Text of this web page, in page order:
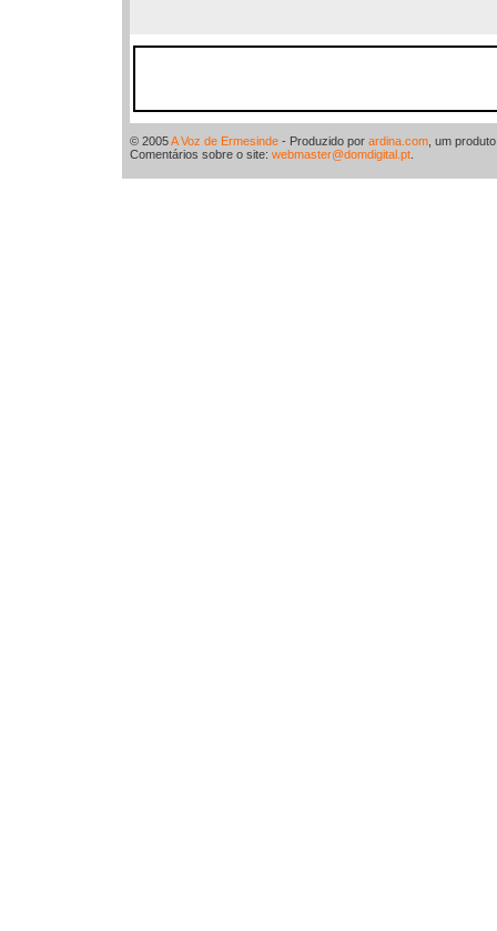
© 2005A Voz de Ermesinde - Produzido por ardina.com , um
Comentários sobre o site: webmaster@domdigital.pt